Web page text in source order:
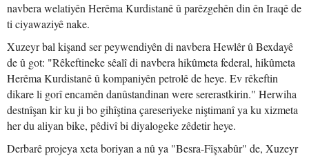
navbera welatiyên Herêma Kurdistanê û parêzgehên din ên Iraqê de
ti ciyawaziyê nake.
Xuzeyr bal kişand ser peywendiyên di navbera Hewlêr û Bexdayê
de û got: "Rêkeftineke sêalî di navbera hikûmeta federal, hikûmeta
Herêma Kurdistanê û kompaniyên petrolê de heye. Ev rêkeftin
dikare li gorî encamên danûstandinan were sererastkirin." Herwiha
destnîşan kir ku ji bo gihîştina çareseriyeke niştimanî ya ku xizmeta
her du aliyan bike, pêdivî bi diyalogeke zêdetir heye.
Derbarê projeya xeta boriyan a nû ya "Besra-Fîşxabûr" de, Xuzeyr